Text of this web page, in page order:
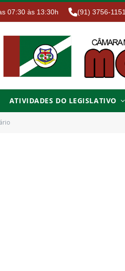
07:30 às 13:30h (91) 3756-1151
ATIVIDADES DO LEGISLATIVO